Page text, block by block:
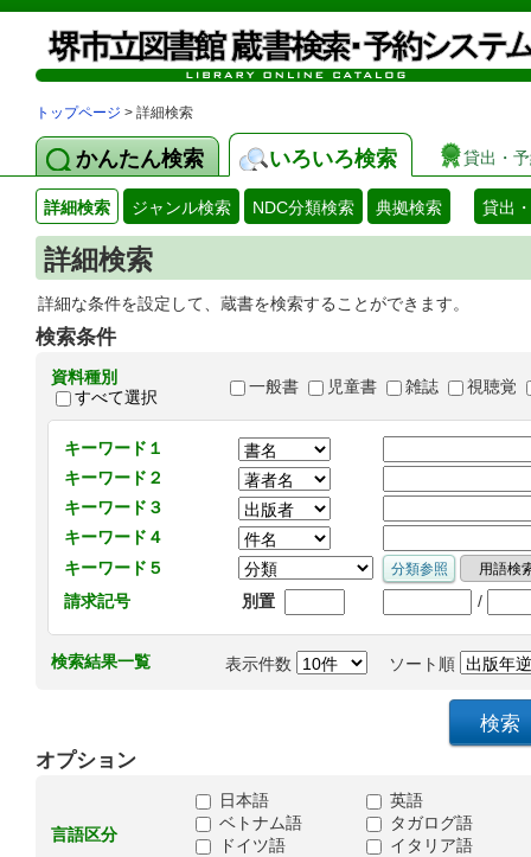
トップページ > 詳細検索
かんたん検索 いろいろ検索 貸出・
詳細検索 ジャンル検索 NDC分類検索 典拠検索 貸出
詳細検索
詳細な条件を設定して、蔵書を検索することができます。
検索条件
資料種別
すべて選択
一般書 児童書 雑誌 視聴覚
キーワード１
キーワード２
キーワード３
キーワード４
キーワード５
請求記号
別置 /
検索結果一覧 表示件数 ソート順
オプション
言語区分
日本語
英語
ベトナム語
タガログ語
ドイツ語
イタリア語